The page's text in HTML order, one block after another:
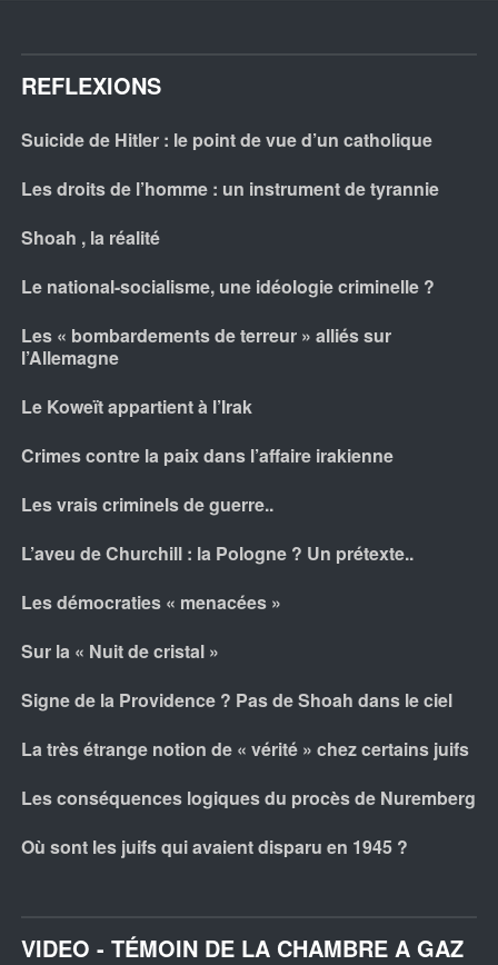
REFLEXIONS
Suicide de Hitler : le point de vue d’un catholique
Les droits de l’homme : un instrument de tyrannie
Shoah , la réalité
Le national-socialisme, une idéologie criminelle ?
Les « bombardements de terreur » alliés sur
l’Allemagne
Le Koweït appartient à l’Irak
Crimes contre la paix dans l’affaire irakienne
Les vrais criminels de guerre..
L’aveu de Churchill : la Pologne ? Un prétexte..
Les démocraties « menacées »
Sur la « Nuit de cristal »
Signe de la Providence ? Pas de Shoah dans le ciel
La très étrange notion de « vérité » chez certains juifs
Les conséquences logiques du procès de Nuremberg
Où sont les juifs qui avaient disparu en 1945 ?
VIDEO - TÉMOIN DE LA CHAMBRE A GAZ